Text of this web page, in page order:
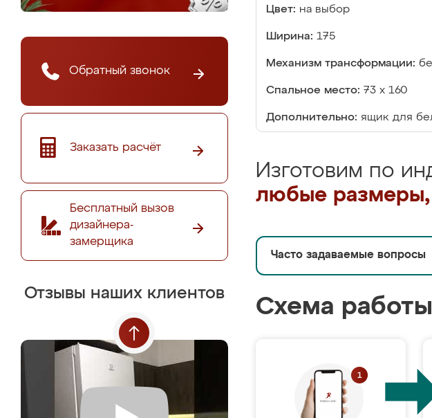
Обратный звонок
Заказать расчёт
Бесплатный вызов
дизайнера-
замерщика
Отзывы наших клиентов
Цвет: на выбор
Ширина: 175
Механизм трансформации:
Спальное место: 73 х 160
Дополнительно: ящик для
Изготовим по
любые размеры,
Часто задаваемые вопросы
Схема работы